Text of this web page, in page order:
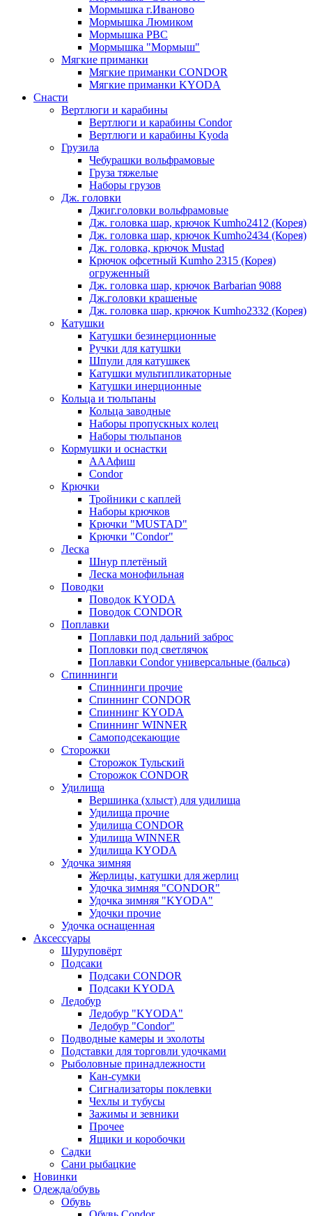
Мормышка г.Иваново
Мормышка Люмиком
Мормышка РВС
Мормышка "Мормыш"
Мягкие приманки
Мягкие приманки CONDOR
Мягкие приманки KYODA
Снасти
Вертлюги и карабины
Вертлюги и карабины Condor
Вертлюги и карабины Kyoda
Грузила
Чебурашки вольфрамовые
Груза тяжелые
Наборы грузов
Дж. головки
Джиг.головки вольфрамовые
Дж. головка шар, крючок Kumho2412 (Корея)
Дж. головка шар, крючок Kumho2434 (Корея)
Дж. головка, крючок Mustad
Крючок офсетный Kumho 2315 (Корея)
огруженный
Дж. головка шар, крючок Barbarian 9088
Дж.головки крашеные
Дж. головка шар, крючок Kumho2332 (Корея)
Катушки
Катушки безинерционные
Ручки для катушки
Шпули для катушкек
Катушки мультипликаторные
Катушки инерционные
Кольца и тюльпаны
Кольца заводные
Наборы пропускных колец
Наборы тюльпанов
Кормушки и оснастки
АААфиш
Condor
Крючки
Тройники с каплей
Наборы крючков
Крючки "MUSTAD"
Крючки "Condor"
Леска
Шнур плетёный
Леска монофильная
Поводки
Поводок KYODA
Поводок CONDOR
Поплавки
Поплавки под дальний заброс
Попловки под светлячок
Поплавки Condor универсальные (бальса)
Спиннинги
Спиннинги прочие
Спиннинг CONDOR
Спиннинг KYODA
Спиннинг WINNER
Самоподсекающие
Сторожки
Сторожок Тульский
Сторожок CONDOR
Удилища
Вершинка (хлыст) для удилища
Удилищa прочие
Удилища CONDOR
Удилища WINNER
Удилища KYODA
Удочка зимняя
Жерлицы, катушки для жерлиц
Удочка зимняя "CONDOR"
Удочка зимняя "KYODA"
Удочки прочие
Удочка оснащенная
Аксессуары
Шуруповёрт
Подсаки
Подсаки CONDOR
Подсаки KYODA
Ледобур
Ледобур "KYODA"
Ледобур "Condor"
Подводные камеры и эхолоты
Подставки для торговли удочками
Рыболовные принадлежности
Кан-сумки
Сигнализаторы поклевки
Чехлы и тубусы
Зажимы и зевники
Прочее
Ящики и коробочки
Садки
Сани рыбацкие
Новинки
Одежда/обувь
Обувь